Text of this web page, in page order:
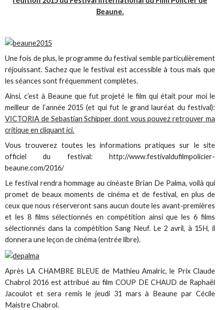
Beaune.
Une fois de plus, le programme du festival semble particulièrement
réjouissant. Sachez que le festival est accessible à tous mais que
les séances sont fréquemment complètes.
Ainsi, c’est à Beaune que fut projeté le film qui était pour moi le
meilleur de l’année 2015 (et qui fut le grand lauréat du festival):
VICTORIA de Sebastian Schipper dont vous pouvez retrouver ma
critique en cliquant ici.
Vous trouverez toutes les informations pratiques sur le site
officiel du festival: http://www.festivaldufilmpolicier-
beaune.com/2016/
Le festival rendra hommage au cinéaste Brian De Palma, voilà qui
promet de beaux moments de cinéma et de festival, en plus de
ceux que nous réserveront sans aucun doute les avant-premières
et les 8 films sélectionnés en compétition ainsi que les 6 films
sélectionnés dans la compétition Sang Neuf. Le 2 avril, à 15H, il
donnera une leçon de cinéma (entrée libre).
Après LA CHAMBRE BLEUE de Mathieu Amalric, le Prix Claude
Chabrol 2016 est attribué au film COUP DE CHAUD de Raphaël
Jacoulot et sera remis le jeudi 31 mars à Beaune par Cécile
Maistre Chabrol.